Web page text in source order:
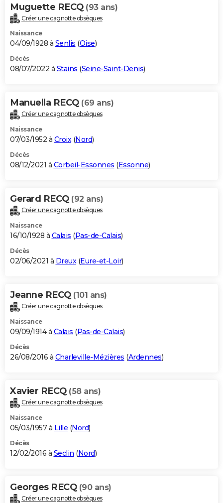
Muguette RECQ (93 ans)
Créer une cagnotte obsèques
Naissance
04/09/1928 à Senlis (Oise)
Décès
08/07/2022 à Stains (Seine-Saint-Denis)
Manuella RECQ (69 ans)
Créer une cagnotte obsèques
Naissance
07/03/1952 à Croix(Nord)
Décès
08/12/2021 à Corbeil-Essonnes (Essonne)
Gerard RECQ (92 ans)
Créer une cagnotte obsèques
Naissance
16/10/1928 à Calais (Pas-de-Calais)
Décès
02/06/2021 à Dreux(Eure-et-Loir)
Jeanne RECQ (101 ans)
Créer une cagnotte obsèques
Naissance
09/09/1914 à Calais (Pas-de-Calais)
Décès
26/08/2016 à Charleville-Mézières (Ardennes)
Xavier RECQ (58 ans)
Créer une cagnotte obsèques
Naissance
05/03/1957 à Lille (Nord)
Décès
12/02/2016 à Seclin (Nord)
Georges RECQ (90 ans)
Créer une cagnotte obsèques